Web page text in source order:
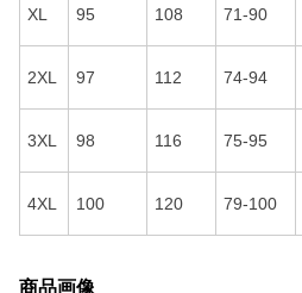
XL 95 108 71-90
2XL 97 112 74-94
3XL 98 116 75-95
4XL 100 120 79-100
商品画像